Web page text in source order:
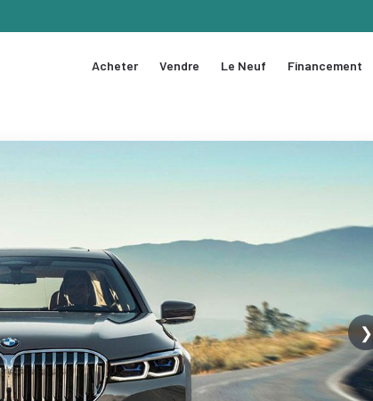
Acheter Vendre Le Neuf Financement
❯